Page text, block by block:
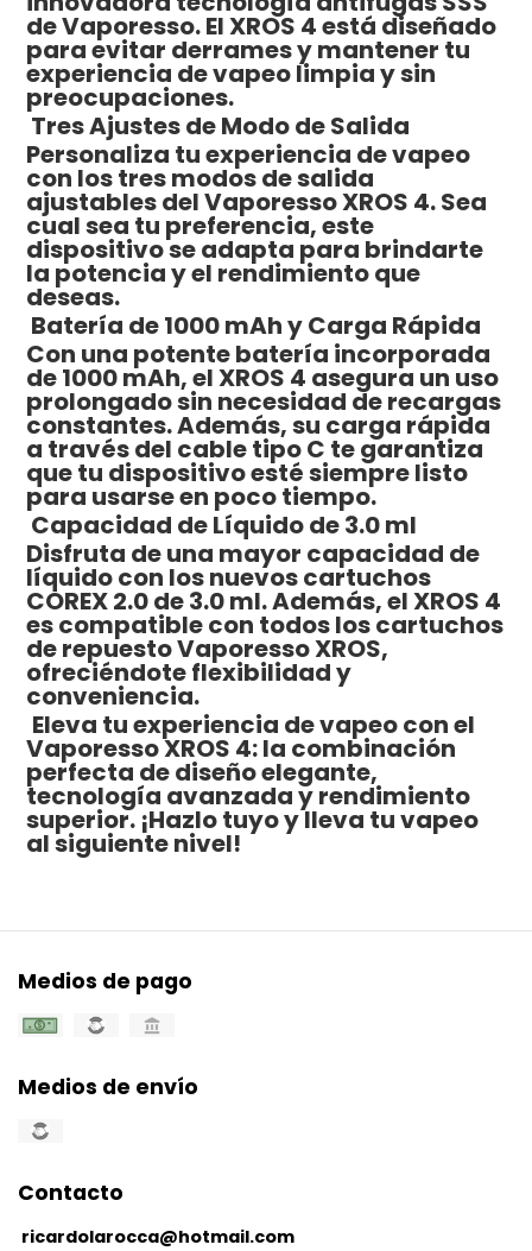
de Vaporesso. El XROS 4 está diseñado
para evitar derrames y mantener tu
experiencia de vapeo limpia y sin
preocupaciones.
Tres Ajustes de Modo de Salida
Personaliza tu experiencia de vapeo
con los tres modos de salida
ajustables del Vaporesso XROS 4. Sea
cual sea tu preferencia, este
dispositivo se adapta para brindarte
la potencia y el rendimiento que
deseas.
Batería de 1000 mAh y Carga Rápida
Con una potente batería incorporada
de 1000 mAh, el XROS 4 asegura un uso
prolongado sin necesidad de recargas
constantes. Además, su carga rápida
a través del cable tipo C te garantiza
que tu dispositivo esté siempre listo
para usarse en poco tiempo.
Capacidad de Líquido de 3.0 ml
Disfruta de una mayor capacidad de
líquido con los nuevos cartuchos
COREX 2.0 de 3.0 ml. Además, el XROS 4
es compatible con todos los cartuchos
de repuesto Vaporesso XROS,
ofreciéndote flexibilidad y
conveniencia.
Eleva tu experiencia de vapeo con el
Vaporesso XROS 4: la combinación
perfecta de diseño elegante,
tecnología avanzada y rendimiento
superior. ¡Hazlo tuyo y lleva tu vapeo
al siguiente nivel!
Medios de pago
Medios de envío
Contacto
ricardolarocca@hotmail.com